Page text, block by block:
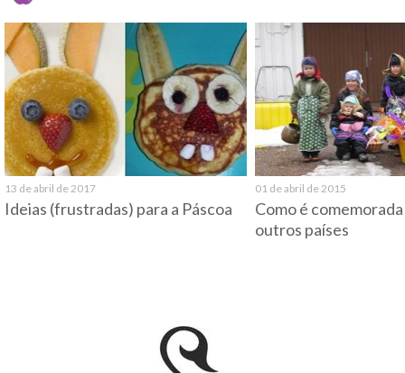
13 de abril de 2017
Ideias (frustradas) para a Páscoa
01 de abril de 2015
Como é
outros países